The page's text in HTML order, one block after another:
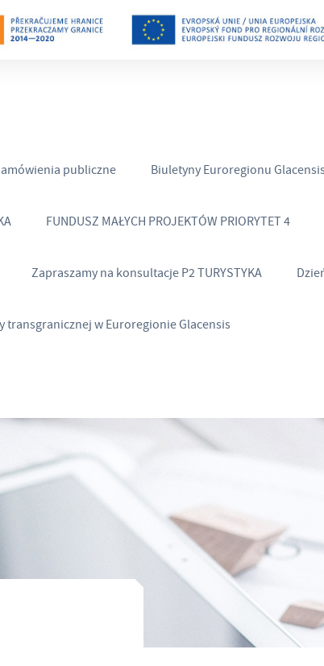
publiczne Biuletyny Euroregionu
FUNDUSZ MAŁYCH PROJEKTÓW PRIORYTET 4
Zapraszamy na konsultacje P2 TURYSTYKA
transgranicznej w Euroregionie Glacensis